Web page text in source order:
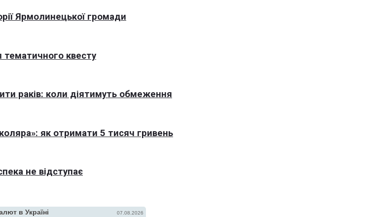
Ярмолинецької громади
тематичного квесту
раків: коли діятимуть обмеження
як отримати 5 тисяч гривень
не відступає